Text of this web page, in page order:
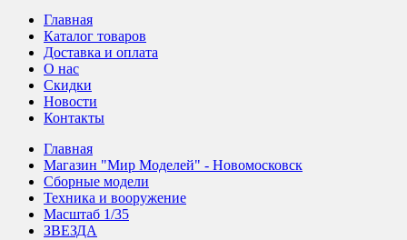
Главная
Каталог товаров
Доставка и оплата
О нас
Скидки
Новости
Контакты
Главная
Магазин "Мир Моделей" - Новомосковск
Сборные модели
Техника и вооружение
Масштаб 1/35
ЗВЕЗДА